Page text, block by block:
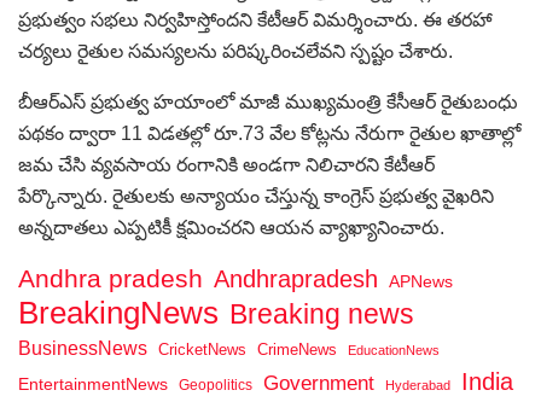
ప్రభుత్వం సభలు నిర్వహిస్తోందని కేటీఆర్‌ విమర్శించారు. ఈ తరహా
చర్యలు రైతుల సమస్యలను పరిష్కరించలేవని స్పష్టం చేశారు.
బీఆర్‌ఎస్‌ ప్రభుత్వ హయాంలో మాజీ ముఖ్యమంత్రి కేసీఆర్‌ రైతుబంధు
పథకం ద్వారా 11 విడతల్లో రూ.73 వేల కోట్లను నేరుగా రైతుల ఖాతాల్లో
జమ చేసి వ్యవసాయ రంగానికి అండగా నిలిచారని కేటీఆర్‌
పేర్కొన్నారు. రైతులకు అన్యాయం చేస్తున్న కాంగ్రెస్‌ ప్రభుత్వ వైఖరిని
అన్నదాతలు ఎప్పటికీ క్షమించరని ఆయన వ్యాఖ్యానించారు.
Andhra pradesh Andhrapradesh APNews
BreakingNews Breaking news
BusinessNews CricketNews CrimeNews EducationNews
EntertainmentNews Geopolitics Government Hyderabad India